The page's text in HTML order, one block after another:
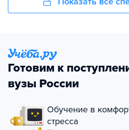
Готовим к
вузы России
Обучение в
стресса